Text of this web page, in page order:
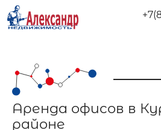
Аренда офисов в
районе